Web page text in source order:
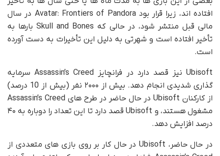
افتاده اند، زیرا قرار بود Avatar: Frontiers of Pandora در سال
مالی قبل منتشر شود، در حالی که Skull and Bones بارها به
تأخیر افتاده است و شهرتی به دلیل این تأخیرات به دست آورده
است.
Ubisoft نیز قصد دارد در فرانچایز Assassin’s Creed سرمایه
گذاری شدیدی انجام دهد. بیش از ۲۰۰۰ نفر (بیش از 10 درصد)
از کارکنان Ubisoft در حال حاضر در طرح های Assassin’s Creed
مشغول هستند، و Ubisoft قصد دارد تا این تعداد را دوباره به ۴۰
درصد افزایش دهد.
در حال حاضر، Ubisoft در حال کار بر روی بازی های متعددی از